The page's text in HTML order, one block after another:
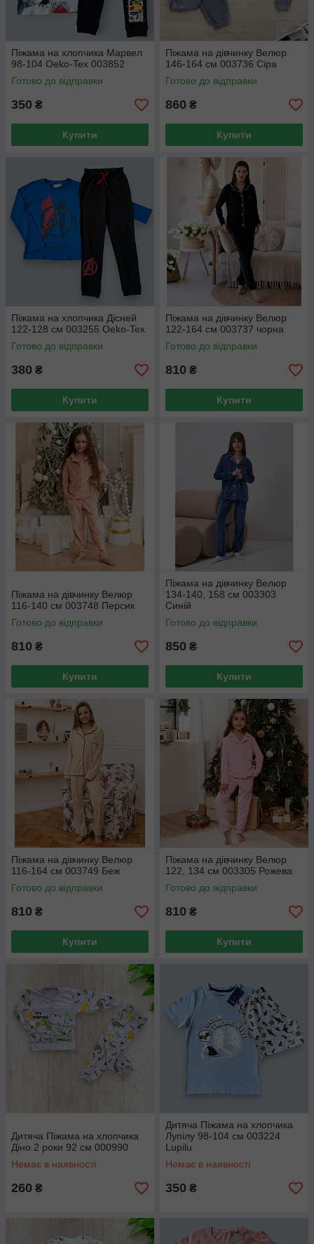
Піжама на хлопчика Марвел
98-104 Oeko-Tex 003852
Готово до відправки
350 ₴
Купити
Піжама на дівчинку Велюр
146-164 см 003736 Сіра
Готово до відправки
860 ₴
Купити
Піжама на хлопчика Дісней
122-128 см 003255 Oeko-Tex
Готово до відправки
380 ₴
Купити
Піжама на дівчинку Велюр
122-164 см 003737 чорна
Готово до відправки
810 ₴
Купити
Піжама на дівчинку Велюр
116-140 см 003748 Персик
Готово до відправки
810 ₴
Купити
Піжама на дівчинку Велюр
134-140, 158 см 003303
Синій
Готово до відправки
850 ₴
Купити
Піжама на дівчинку Велюр
116-164 см 003749 Беж
Готово до відправки
810 ₴
Купити
Піжама на дівчинку Велюр
122, 134 см 003305 Рожева
Готово до відправки
810 ₴
Купити
Дитяча Піжама на хлопчика
Діно 2 роки 92 см 000990
Немає в наявності
260 ₴
Дитяча Піжама на хлопчика
Лупілу 98-104 см 003224
Lupilu
Немає в наявності
350 ₴